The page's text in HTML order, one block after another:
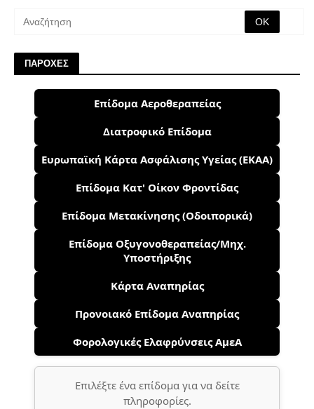
ΠΑΡΟΧΕΣ
Επίδομα Αεροθεραπείας
Διατροφικό Επίδομα
Ευρωπαϊκή Κάρτα Ασφάλισης Υγείας (ΕΚΑΑ)
Επίδομα Κατ' Οίκον Φροντίδας
Επίδομα Μετακίνησης (Οδοιπορικά)
Επίδομα Οξυγονοθεραπείας/Μηχ.
Υποστήριξης
Κάρτα Αναπηρίας
Προνοιακό Επίδομα Αναπηρίας
Φορολογικές Ελαφρύνσεις ΑμεΑ
Επιλέξτε ένα επίδομα για να δείτε
πληροφορίες.